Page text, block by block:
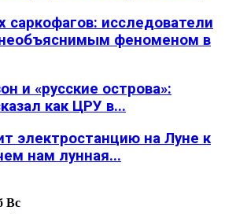
саркофагов: исследователи
необъяснимым феноменом в
и «русские острова»:
как ЦРУ в...
электростанцию на Луне к
нам лунная...
Вс